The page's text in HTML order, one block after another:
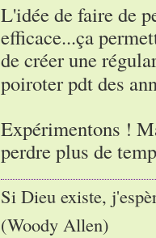
L'idée de faire de
efficace...ça
de créer une
poiroter pdt des
Expérimentons !
perdre plus de
Si Dieu existe,
(Woody Allen)